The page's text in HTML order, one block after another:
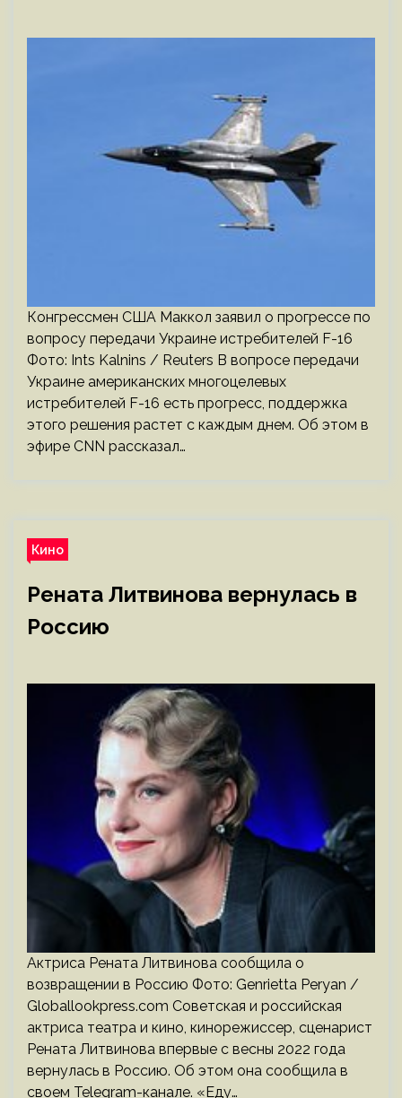
Конгрессмен США Маккол заявил о прогрессе по
вопросу передачи Украине истребителей F-16
Фото: Ints Kalnins / Reuters В вопросе передачи
Украине американских многоцелевых
истребителей F-16 есть прогресс, поддержка
этого решения растет с каждым днем. Об этом в
эфире CNN рассказал…
Кино
Рената Литвинова вернулась в
Россию
Актриса Рената Литвинова сообщила о
возвращении в Россию Фото: Genrietta Peryan /
Globallookpress.com Советская и российская
актриса театра и кино, кинорежиссер, сценарист
Рената Литвинова впервые с весны 2022 года
вернулась в Россию. Об этом она сообщила в
своем Telegram-канале. «Еду…